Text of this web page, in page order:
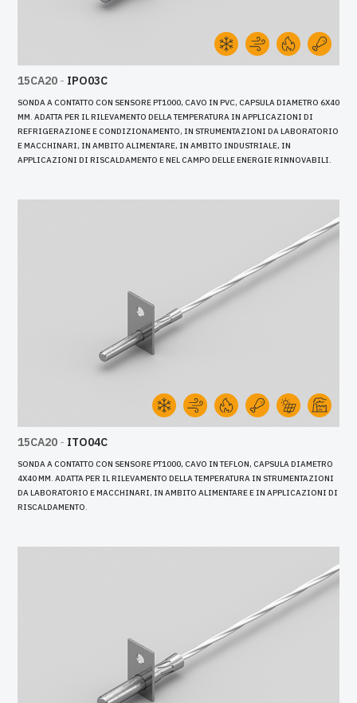
15CA20 - IPO03C
SONDA A CONTATTO CON SENSORE PT1000, CAVO IN PVC, CAPSULA DIAMETRO 6X40
MM. ADATTA PER IL RILEVAMENTO DELLA TEMPERATURA IN APPLICAZIONI DI
REFRIGERAZIONE E CONDIZIONAMENTO, IN STRUMENTAZIONI DA LABORATORIO
E MACCHINARI, IN AMBITO ALIMENTARE, IN AMBITO INDUSTRIALE, IN
APPLICAZIONI DI RISCALDAMENTO E NEL CAMPO DELLE ENERGIE RINNOVABILI.
15CA20 - ITO04C
SONDA A CONTATTO CON SENSORE PT1000, CAVO IN TEFLON, CAPSULA DIAMETRO
4X40 MM. ADATTA PER IL RILEVAMENTO DELLA TEMPERATURA IN STRUMENTAZIONI
DA LABORATORIO E MACCHINARI, IN AMBITO ALIMENTARE E IN APPLICAZIONI DI
RISCALDAMENTO.